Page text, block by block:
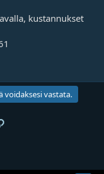
kustannukset
voidaksesi vastata.
Linkki